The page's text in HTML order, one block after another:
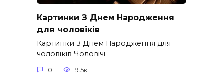
Картинки З Днем Народження
для чоловіків​
Картинки З Днем Народження для
чоловіків​ Чоловічі
0 9.5к.